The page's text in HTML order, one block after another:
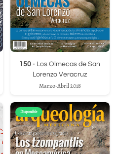
150 - Los Olmecas de San
Lorenzo Veracruz
Marzo-Abril 2018
Disponible